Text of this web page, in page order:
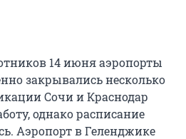
14 июня аэропорты
закрывались несколько
Сочи и Краснодар
однако расписание
Аэропорт в Геленджике